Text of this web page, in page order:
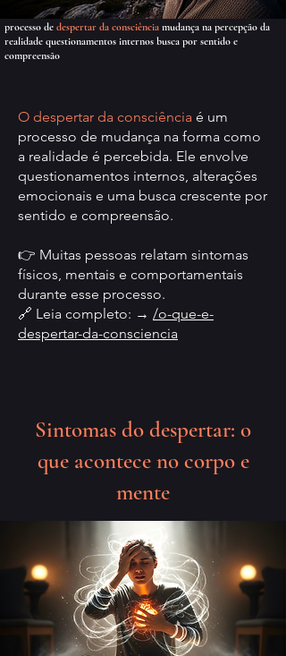
processo de despertar da consciência mudança na percepção da
realidade questionamentos internos busca por sentido e
compreensão
O despertar da consciência é um
processo de mudança na forma como
a realidade é percebida. Ele envolve
questionamentos internos, alterações
emocionais e uma busca crescente por
sentido e compreensão.
👉 Muitas pessoas relatam sintomas
físicos, mentais e comportamentais
durante esse processo.
🔗 Leia completo: → /o-que-e-
despertar-da-consciencia
Sintomas do despertar: o
que acontece no corpo e
mente